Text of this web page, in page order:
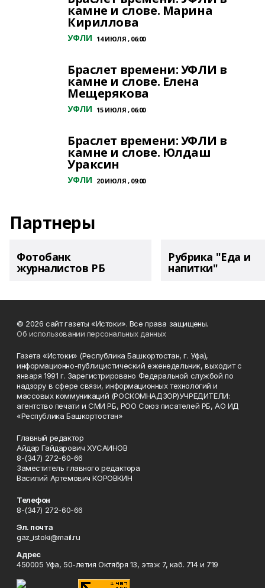
камне и слове. Марина
Кириллова
УФЛИ 14 ИЮЛЯ , 06:00
Браслет времени: УФЛИ в
камне и слове. Елена
Мещерякова
УФЛИ 15 ИЮЛЯ , 06:00
Браслет времени: УФЛИ в
камне и слове. Юлдаш
Ураксин
УФЛИ 20 ИЮЛЯ , 09:00
Партнеры
Фотобанк
журналистов РБ
Рубрика "Еда и
напитки"
© 2026 сайт газеты «Истоки». Все права защищены.
Об использовании персональных данных
Газета «Истоки» (Республика Башкортостан, г. Уфа),
информационно-публицистический еженедельник, выходит с
января 1991 г. Зарегистрировано Федеральной службой по
надзору в сфере связи, информационных технологий и
массовых коммуникаций (РОСКОМНАДЗОР)УЧРЕДИТЕЛИ:
агентство печати и СМИ РБ, РОО Союз писателей РБ, АО ИД
«Республика Башкортостан»
Главный редактор
Айдар Гайдарович ХУСАИНОВ
8-(347) 272-60-66
Заместитель главного редактора
Василий Артемович КОРОВКИН
Телефон
8-(347) 272-60-66
Эл. почта
gaz_istoki@mail.ru
Адрес
450005 Уфа, 50-летия Октября 13, этаж 7, каб. 714 и 719